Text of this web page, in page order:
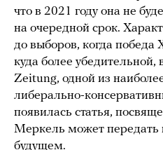
что в 2021 году она не
на очередной срок.
до выборов, когда
куда более
Zeitung, одной из
либерально-
появилась статья,
Меркель может передать
будущем.